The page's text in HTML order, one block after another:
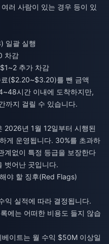
러 사람이 있는 경우 등이 있
일괄 실행
차감
추가 차감
($2.20~$3.20)를 뺀 금액
시간 이내에 도착하지만,
까지 걸릴 수 있습니다.
2026년 1월 12일부터 시행된
게 운영됩니다. 30%를 초과하
계없이 특정 등급을 보장한다
벗어난 곳입니다.
야 할 징후(Red Flags)
익 실적에 따라 결정됩니다.
에는 어떠한 비용도 들지 않습
베이트는 월 수익 $50M 이상일